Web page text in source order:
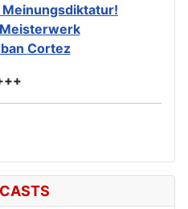
Cortez